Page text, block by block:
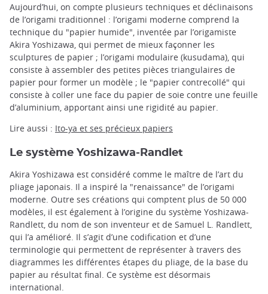
Aujourd’hui, on compte plusieurs techniques et déclinaisons
de l’origami traditionnel : l’origami moderne comprend la
technique du "papier humide", inventée par l’origamiste
Akira Yoshizawa, qui permet de mieux façonner les
sculptures de papier ; l’origami modulaire (kusudama), qui
consiste à assembler des petites pièces triangulaires de
papier pour former un modèle ; le "papier contrecollé" qui
consiste à coller une face du papier de soie contre une feuille
d’aluminium, apportant ainsi une rigidité au papier.
Lire aussi : Ito-ya et ses précieux papiers
Le système Yoshizawa-Randlet
Akira Yoshizawa est considéré comme le maître de l’art du
pliage japonais. Il a inspiré la "renaissance" de l’origami
moderne. Outre ses créations qui comptent plus de 50 000
modèles, il est également à l’origine du système Yoshizawa-
Randlett, du nom de son inventeur et de Samuel L. Randlett,
qui l’a amélioré. Il s’agit d’une codification et d’une
terminologie qui permettent de représenter à travers des
diagrammes les différentes étapes du pliage, de la base du
papier au résultat final. Ce système est désormais
international.